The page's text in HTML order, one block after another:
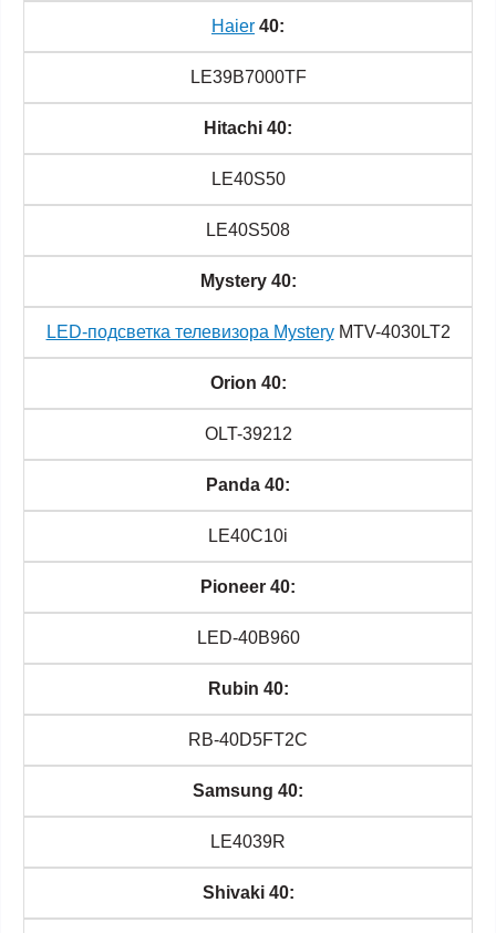
Haier 40:
LE39B7000TF
Hitachi 40:
LE40S50
LE40S508
Mystery 40:
LED-подсветка телевизора MysteryMTV-4030LT2
Orion 40:
OLT-39212
Panda 40:
LE40C10i
Pioneer 40:
LED-40B960
Rubin 40:
RB-40D5FT2C
Samsung 40:
LE4039R
Shivaki 40: